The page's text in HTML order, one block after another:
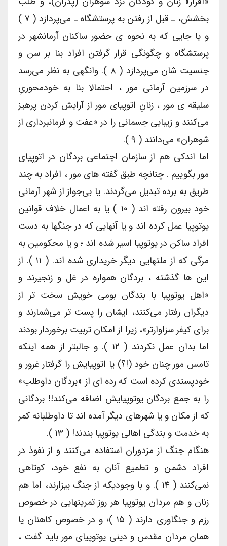
بخشش، ـ قبل از رفتن به پرستشگاه ـ می‌پردازد ( ۷ )
و یا جایی که به نحوه ی حضور ساکنان آرمانشهر در
پرستشگاه و چگونگی قرار گرفتن افراد بنا بر سن و
جنسیت شان می‌پردازد ( ۸ ). وانگهی به نظر می‌رسد
در سرزمین آرمانی مور ، احتمالا بنا به خودمحوریِ
سلیقه ی مور ، زنانِ اتوپیای مور از آرایش کردن پرهیز
می‌کنند و زیبایی جسمانی را در «عفت و فرمانبرداری از
شوهران» می‌دانند ( ۹ ).
اما اندکی هم از سازمان اجتماعی بردگان در اتوپیای
مور بگوییم . چنانچه طبق گفته های مور ، افراد به چند
طریق به برده تبدیل می‌گردند. یا بی‌جواز از شهر آرمانی
خود بیرون رفته اند ( ۱۰ ) یا به اعمال خلاف قوانین
یوتوپیا عمل کرده اند و یا آنهایی که در جنگها به دست
افراد ساکن در یوتوپیا اسیر شده اند ؛ و یا محکومین به
مرگی که از ملتهایی دیگر خریداری شده اند. ( ۱۱ ). از
این ها گذشته ، بردگان همواره در غل و زنجیرند و
«اهل یوتوپیا با بندگان بومی خویش سخت تر از
دیگران رفتار می‌کنند، ایشان را پست تر می‌شمارند و
برای کیفر سزاوارتر»، زیرا از امکان تربیت برخوردار بودند
اما بدان عمل نکردند ( ۱۲ ). و جالبتر از همه اینکه
تامس مور چنان خود (!؟) یا اتوپیایش را گرفتار غرور و
خودپسندی کرده است که رده ای از «بردگان داوطلب»
را به جمع بردگان یوتوپیایش اضافه می‌کند!! بردگانی
که از مکان و یا شهرهای دیگر آمده اند تا داوطلبانه کمر
به خدمت و بندگی اهالی یوتوپیا بندند! ( ۱۳ ).
هنگام جنگ از مزدوران استفاده می‌کنند و از نفوذ در
افراد دشمن و تطمیع آنان به نفع خود، کوتاهی
نمی‌کنند ( ۱۴ ). و با وجودیکه از جنگ بیزارند، اما هم
زنان و هم مردان یوتوپیا هر روز تمرینهایی در خصوص
رزم و جنگاوری دارند ( ۱۵ )؛ و در خصوص کاهنان یا
همان مردان مقدس و دینی یوتوپیای مور باید گفت ،